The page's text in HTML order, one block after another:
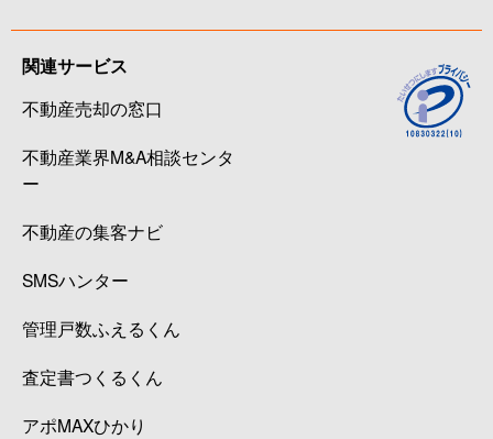
関連サービス
不動産売却の窓口
不動産業界M&A相談センタ
ー
不動産の集客ナビ
SMSハンター
管理戸数ふえるくん
査定書つくるくん
アポMAXひかり